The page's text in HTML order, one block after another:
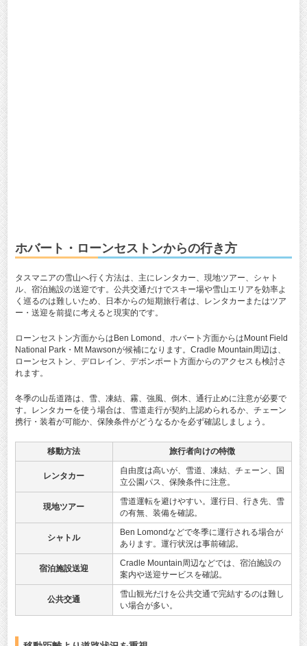
ホバート・ローンセストンからの行き方
タスマニアの雪山へ行く方法は、主にレンタカー、現地ツアー、シャト
ル、宿泊施設の送迎です。公共交通だけでスキー場や雪山エリアを効率よ
く巡るのは難しいため、日本からの短期旅行者は、レンタカーまたはツア
ー・送迎を前提に考えると現実的です。
ローンセストン方面からはBen Lomond、ホバート方面からはMount Field
National Park・Mt Mawsonが候補になります。Cradle Mountain周辺は、
ローンセストン、デロレイン、デボンポート方面からのアクセスも検討さ
れます。
冬季の山岳道路は、雪、凍結、霧、強風、倒木、通行止めに注意が必要で
す。レンタカーを使う場合は、雪道走行が契約上認められるか、チェーン
携行・装着が可能か、保険条件がどうなるかを必ず確認しましょう。
移動方法 旅行者向けの特徴
レンタカー
自由度は高いが、雪道、凍結、チェーン、国
立公園パス、保険条件に注意。
現地ツアー
雪道運転を避けやすい。運行日、行き先、雪
の有無、装備を確認。
シャトル
Ben Lomondなどで冬季に運行される場合が
あります。運行状況は事前確認。
宿泊施設送迎
Cradle Mountain周辺などでは、宿泊施設の
案内や送迎サービスを確認。
公共交通
雪山観光だけを公共交通で完結するのは難し
い場合が多い。